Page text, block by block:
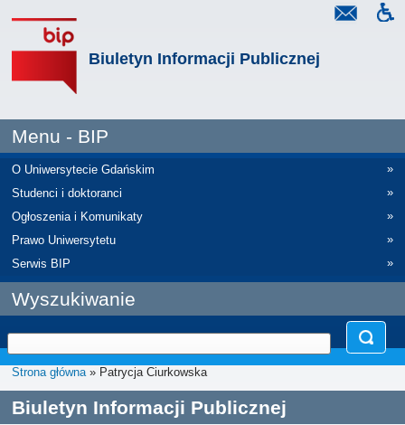
Biuletyn Informacji Publicznej
Menu - BIP
O Uniwersytecie Gdańskim
»
Studenci i doktoranci
»
Ogłoszenia i Komunikaty
»
Prawo Uniwersytetu
»
Serwis BIP
»
Wyszukiwanie
Strona główna» Patrycja Ciurkowska
Biuletyn Informacji Publicznej